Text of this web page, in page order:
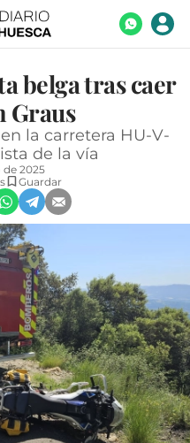
belga tras caer
Graus
la carretera HU-V-
de la vía
de 2025
Guardar